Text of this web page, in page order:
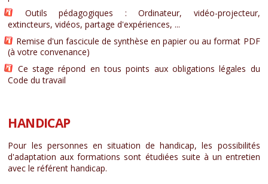
Outils pédagogiques : Ordinateur, vidéo-projecteur,
extincteurs, vidéos, partage d'expériences, ...
Remise d'un fascicule de synthèse en papier ou au format PDF
(à votre convenance)
Ce stage répond en tous points aux obligations légales du
Code du travail
HANDICAP
Pour les personnes en situation de handicap, les possibilités
d'adaptation aux formations sont étudiées suite à un entretien
avec le référent handicap.